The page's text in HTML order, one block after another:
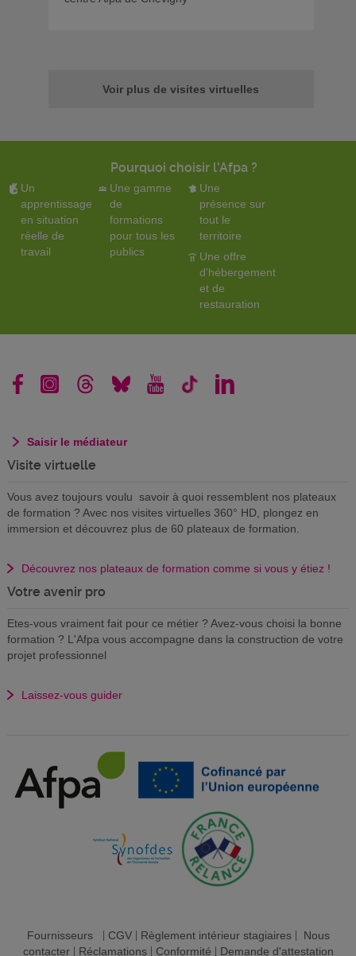
Voir plus de visites virtuelles
Pourquoi choisir l'Afpa ?
Un
apprentissage
en situation
réelle de
travail
Une gamme
de
formations
pour tous les
publics
Une
présence sur
tout le
territoire
Une offre
d'hébergement
et de
restauration
Saisir le médiateur
Visite virtuelle
Vous avez toujours voulu savoir à quoi ressemblent nos plateaux
de formation ? Avec nos visites virtuelles 360° HD, plongez en
immersion et découvrez plus de 60 plateaux de formation.
Découvrez nos plateaux de formation comme si vous y étiez !
Votre avenir pro
Etes-vous vraiment fait pour ce métier ? Avez-vous choisi la bonne
formation ? L'Afpa vous accompagne dans la construction de votre
projet professionnel
Laissez-vous guider
Fournisseurs| CGV| Règlement intérieur stagiaires| Nous
contacter| Réclamations| Conformité Demande d'attestation